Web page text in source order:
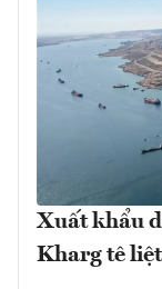
Xuất khẩu
Kharg tê